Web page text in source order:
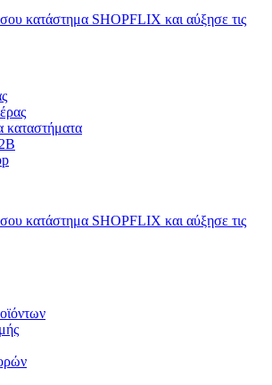
κατάστημα SHOPFLIX και αύξησε τις
καταστήματα
κατάστημα SHOPFLIX και αύξησε τις